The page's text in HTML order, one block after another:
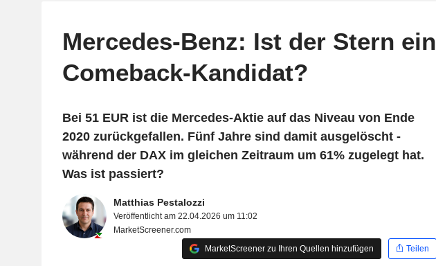
Mercedes-Benz: Ist der Stern ein
Comeback-Kandidat?
Bei 51 EUR ist die Mercedes-Aktie auf das Niveau von Ende
2020 zurückgefallen. Fünf Jahre sind damit ausgelöscht -
während der DAX im gleichen Zeitraum um 61% zugelegt hat.
Was ist passiert?
Matthias Pestalozzi
Veröffentlicht am 22.04.2026 um 11:02
MarketScreener.com
MarketScreener zu Ihren Quellen hinzufügen
Teilen